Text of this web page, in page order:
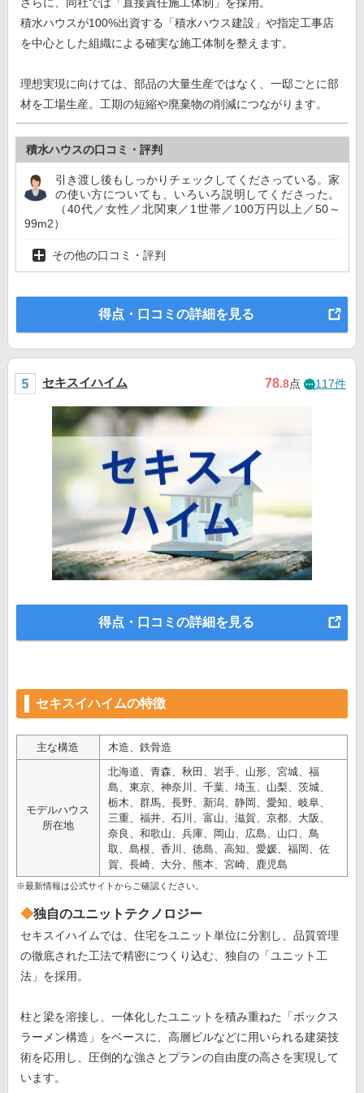
積水ハウスが100%出資する「積水ハウス建設」や指定工事店
を中心とした組織による確実な施工体制を整えます。
理想実現に向けては、部品の大量生産ではなく、一邸ごとに部
材を工場生産。工期の短縮や廃棄物の削減につながります。
積水ハウスの口コミ・評判
引き渡し後もしっかりチェックしてくださっている。家
の使い方についても、いろいろ説明してくださった。
（40代／女性／北関東／1世帯／100万円以上／50～
99m2）
その他の口コミ・評判
得点・口コミの詳細を見る
セキスイハイム 78.8点 117件
得点・口コミの詳細を見る
セキスイハイムの特徴
主な構造 木造、鉄骨造
モデルハウス
所在地
北海道、青森、秋田、岩手、山形、宮城、福
島、東京、神奈川、千葉、埼玉、山梨、茨城、
栃木、群馬、長野、新潟、静岡、愛知、岐阜、
三重、福井、石川、富山、滋賀、京都、大阪、
奈良、和歌山、兵庫、岡山、広島、山口、鳥
取、島根、香川、徳島、高知、愛媛、福岡、佐
賀、長崎、大分、熊本、宮崎、鹿児島
※最新情報は公式サイトからご確認ください。
独自のユニットテクノロジー
セキスイハイムでは、住宅をユニット単位に分割し、品質管理
の徹底された工法で精密につくり込む、独自の「ユニット工
法」を採用。
柱と梁を溶接し、一体化したユニットを積み重ねた「ボックス
ラーメン構造」をベースに、高層ビルなどに用いられる建築技
術を応用し、圧倒的な強さとプランの自由度の高さを実現して
います。